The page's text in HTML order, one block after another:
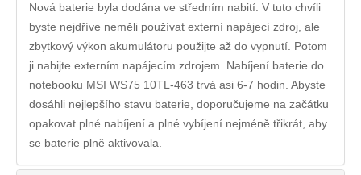
Nová baterie byla dodána ve středním nabití. V tuto chvíli
byste nejdříve neměli používat externí napájecí zdroj, ale
zbytkový výkon akumulátoru použijte až do vypnutí. Potom
ji nabijte externím napájecím zdrojem. Nabíjení baterie do
notebooku MSI WS75 10TL-463 trvá asi 6-7 hodin. Abyste
dosáhli nejlepšího stavu baterie, doporučujeme na začátku
opakovat plné nabíjení a plné vybíjení nejméně třikrát, aby
se baterie plně aktivovala.